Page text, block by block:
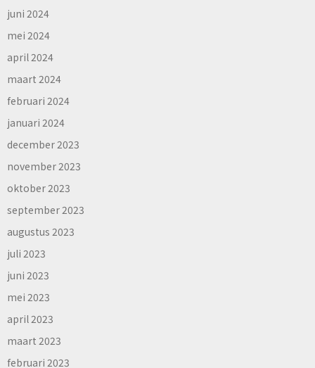
juni 2024
mei 2024
april 2024
maart 2024
februari 2024
januari 2024
december 2023
november 2023
oktober 2023
september 2023
augustus 2023
juli 2023
juni 2023
mei 2023
april 2023
maart 2023
februari 2023